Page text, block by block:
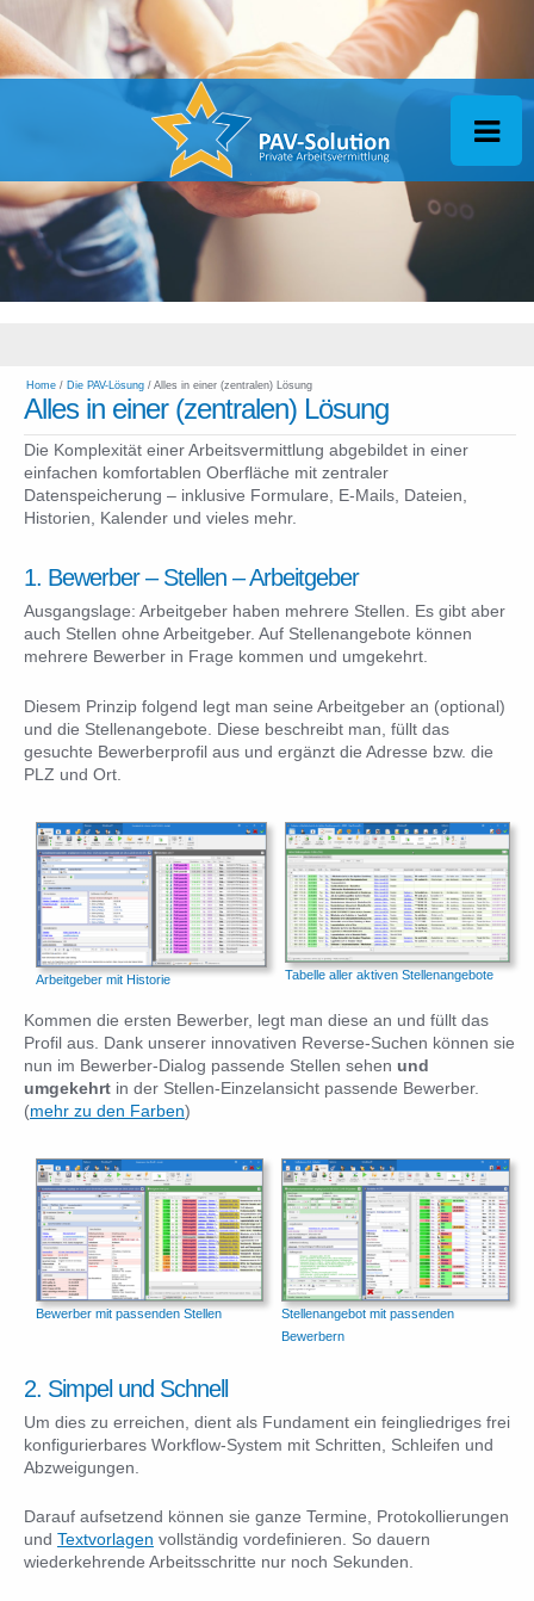
Home/ Die PAV-Lösung/ Alles in einer (zentralen) Lösung
Alles in einer (zentralen) Lösung
Die Komplexität einer Arbeitsvermittlung abgebildet in einer
einfachen komfortablen Oberfläche mit zentraler
Datenspeicherung – inklusive Formulare, E-Mails, Dateien,
Historien, Kalender und vieles mehr.
1. Bewerber – Stellen – Arbeitgeber
Ausgangslage: Arbeitgeber haben mehrere Stellen. Es gibt aber
auch Stellen ohne Arbeitgeber. Auf Stellenangebote können
mehrere Bewerber in Frage kommen und umgekehrt.
Diesem Prinzip folgend legt man seine Arbeitgeber an (optional)
und die Stellenangebote. Diese beschreibt man, füllt das
gesuchte Bewerberprofil aus und ergänzt die Adresse bzw. die
PLZ und Ort.
Arbeitgeber mit Historie Tabelle aller aktiven Stellenangebote
Kommen die ersten Bewerber, legt man diese an und füllt das
Profil aus. Dank unserer innovativen Reverse-Suchen können sie
nun im Bewerber-Dialog passende Stellen sehen und
umgekehrt in der Stellen-Einzelansicht passende Bewerber.
(mehr zu den Farben)
Bewerber mit passenden Stellen
Stellenangebot mit passenden
Bewerbern
2. Simpel und Schnell
Um dies zu erreichen, dient als Fundament ein feingliedriges frei
konfigurierbares Workflow-System mit Schritten, Schleifen und
Abzweigungen.
Darauf aufsetzend können sie ganze Termine, Protokollierungen
und Textvorlagen vollständig vordefinieren. So dauern
wiederkehrende Arbeitsschritte nur noch Sekunden.